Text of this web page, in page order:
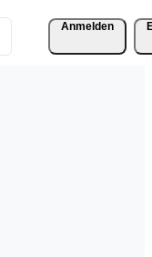
Anmelden